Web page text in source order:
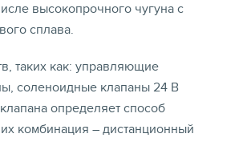
высокопрочного чугуна с
сплава.
таких как: управляющие
соленоидные клапаны 24 В
определяет способ
комбинация – дистанционный